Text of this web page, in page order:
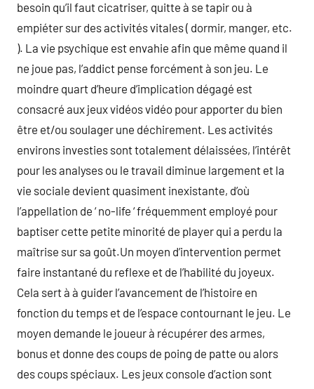
besoin qu’il faut cicatriser, quitte à se tapir ou à
empiéter sur des activités vitales ( dormir, manger, etc.
). La vie psychique est envahie afin que même quand il
ne joue pas, l’addict pense forcément à son jeu. Le
moindre quart d’heure d’implication dégagé est
consacré aux jeux vidéos vidéo pour apporter du bien
être et/ou soulager une déchirement. Les activités
environs investies sont totalement délaissées, l’intérêt
pour les analyses ou le travail diminue largement et la
vie sociale devient quasiment inexistante, d’où
l’appellation de ‘ no-life ‘ fréquemment employé pour
baptiser cette petite minorité de player qui a perdu la
maîtrise sur sa goût.Un moyen d’intervention permet
faire instantané du reflexe et de l’habilité du joyeux.
Cela sert à à guider l’avancement de l’histoire en
fonction du temps et de l’espace contournant le jeu. Le
moyen demande le joueur à récupérer des armes,
bonus et donne des coups de poing de patte ou alors
des coups spéciaux. Les jeux console d’action sont